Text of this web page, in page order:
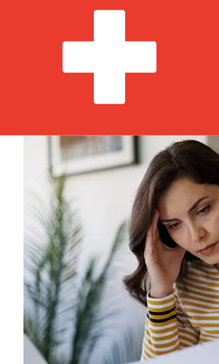
Arbejdernes Landsbank DKK CHF ?
avec Arbejdernes Landsbank de Danemark à Suisse
internationaux prennent de 1 à 5 jours ouvrables. Des
livraison. Vérifiez les délais de Arbejdernes Landsbank